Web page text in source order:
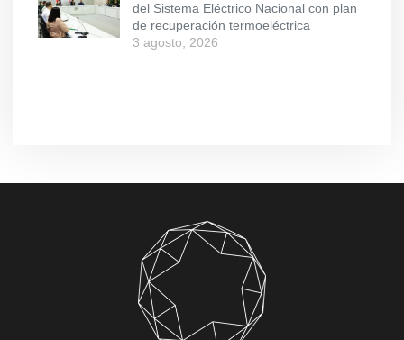
del Sistema Eléctrico Nacional con plan
de recuperación termoeléctrica
3 agosto, 2026